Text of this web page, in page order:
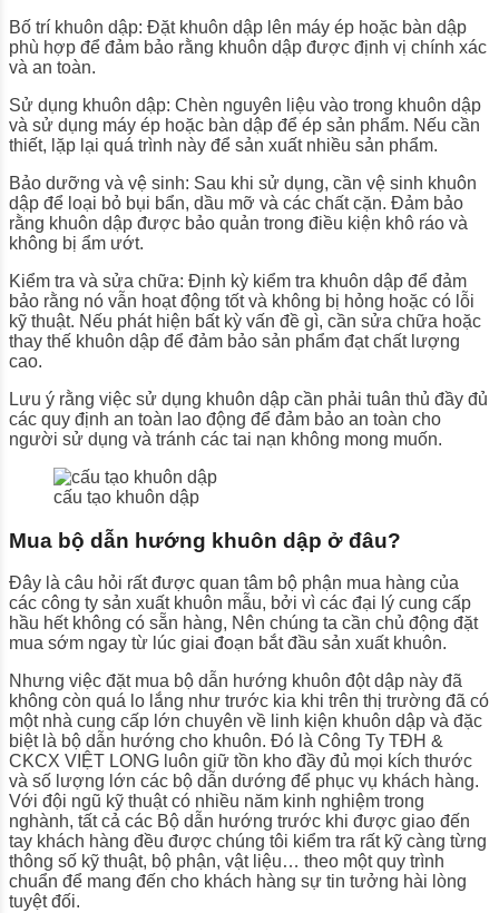
Bố trí khuôn dập: Đặt khuôn dập lên máy ép hoặc bàn dập
phù hợp để đảm bảo rằng khuôn dập được định vị chính xác
và an toàn.
Sử dụng khuôn dập: Chèn nguyên liệu vào trong khuôn dập
và sử dụng máy ép hoặc bàn dập để ép sản phẩm. Nếu cần
thiết, lặp lại quá trình này để sản xuất nhiều sản phẩm.
Bảo dưỡng và vệ sinh: Sau khi sử dụng, cần vệ sinh khuôn
dập để loại bỏ bụi bẩn, dầu mỡ và các chất cặn. Đảm bảo
rằng khuôn dập được bảo quản trong điều kiện khô ráo và
không bị ẩm ướt.
Kiểm tra và sửa chữa: Định kỳ kiểm tra khuôn dập để đảm
bảo rằng nó vẫn hoạt động tốt và không bị hỏng hoặc có lỗi
kỹ thuật. Nếu phát hiện bất kỳ vấn đề gì, cần sửa chữa hoặc
thay thế khuôn dập để đảm bảo sản phẩm đạt chất lượng
cao.
Lưu ý rằng việc sử dụng khuôn dập cần phải tuân thủ đầy đủ
các quy định an toàn lao động để đảm bảo an toàn cho
người sử dụng và tránh các tai nạn không mong muốn.
cấu tạo khuôn dập
Mua bộ dẫn hướng khuôn dập ở đâu?
Đây là câu hỏi rất được quan tâm bộ phận mua hàng của
các công ty sản xuất khuôn mẫu, bởi vì các đại lý cung cấp
hầu hết không có sẵn hàng, Nên chúng ta cần chủ động đặt
mua sớm ngay từ lúc giai đoạn bắt đầu sản xuất khuôn.
Nhưng việc đặt mua bộ dẫn hướng khuôn đột dập này đã
không còn quá lo lắng như trước kia khi trên thị trường đã có
một nhà cung cấp lớn chuyên về linh kiện khuôn dập và đặc
biệt là bộ dẫn hướng cho khuôn. Đó là Công Ty TĐH &
CKCX VIỆT LONG luôn giữ tồn kho đầy đủ mọi kích thước
và số lượng lớn các bộ dẫn dướng để phục vụ khách hàng.
Với đội ngũ kỹ thuật có nhiều năm kinh nghiệm trong
nghành, tất cả các Bộ dẫn hướng trước khi được giao đến
tay khách hàng đều được chúng tôi kiểm tra rất kỹ càng từng
thông số kỹ thuật, bộ phận, vật liệu… theo một quy trình
chuẩn để mang đến cho khách hàng sự tin tưởng hài lòng
tuyệt đối.